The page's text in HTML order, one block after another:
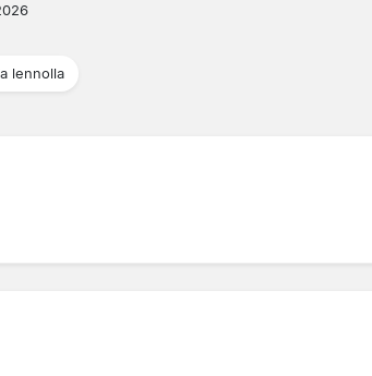
lennolla